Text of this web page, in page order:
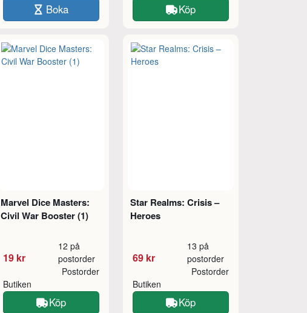
Boka Köp
Marvel Dice Masters:
Civil War Booster (1)
19 kr
12 på
postorder
Butiken
Postorder
Köp
Star Realms: Crisis –
Heroes
69 kr
13 på
postorder
Butiken
Postorder
Köp